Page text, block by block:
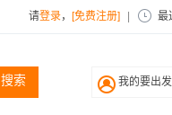
请登录， [免费注册] 最
搜索 我的要出发